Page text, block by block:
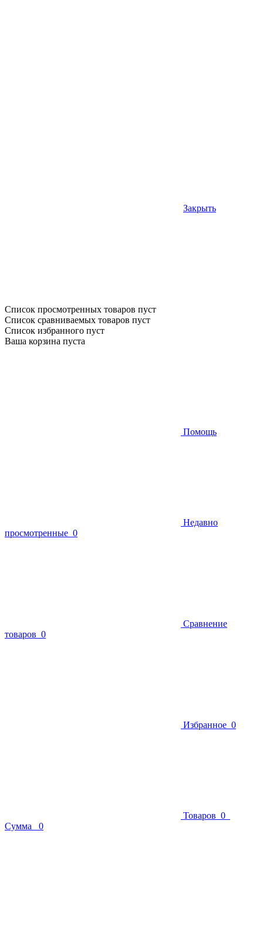
Закрыть
Список просмотренных товаров пуст
Список сравниваемых товаров пуст
Список избранного пуст
Ваша корзина пуста
Помощь
Недавно
просмотренные 0
Сравнение
товаров 0
Избранное 0
Товаров 0
Сумма
0